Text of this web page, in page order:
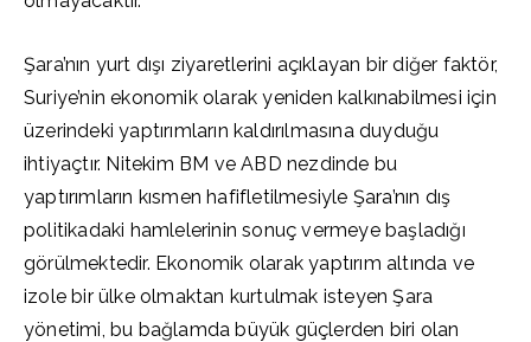
Şara’nın yurt dışı ziyaretlerini açıklayan bir diğer faktör,
Suriye’nin ekonomik olarak yeniden kalkınabilmesi için
üzerindeki yaptırımların kaldırılmasına duyduğu
ihtiyaçtır. Nitekim BM ve ABD nezdinde bu
yaptırımların kısmen hafifletilmesiyle Şara’nın dış
politikadaki hamlelerinin sonuç vermeye başladığı
görülmektedir. Ekonomik olarak yaptırım altında ve
izole bir ülke olmaktan kurtulmak isteyen Şara
yönetimi, bu bağlamda büyük güçlerden biri olan